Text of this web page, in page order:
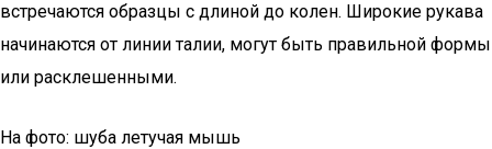
встречаются образцы с длиной до колен. Широкие рукава
начинаются от линии талии, могут быть правильной формы
или расклешенными.
На фото: шуба летучая мышь